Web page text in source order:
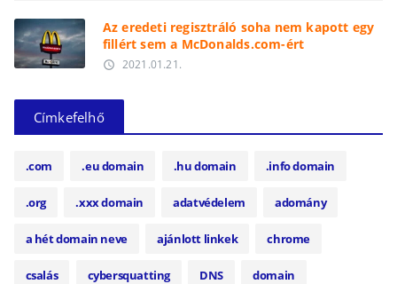
Az eredeti regisztráló soha nem kapott egy
fillért sem a McDonalds.com-ért
access_time 2021.01.21.
Címkefelhő
.com .eu domain .hu domain .info domain
.org .xxx domain adatvédelem adomány
a hét domain neve ajánlott linkek chrome
csalás cybersquatting DNS domain